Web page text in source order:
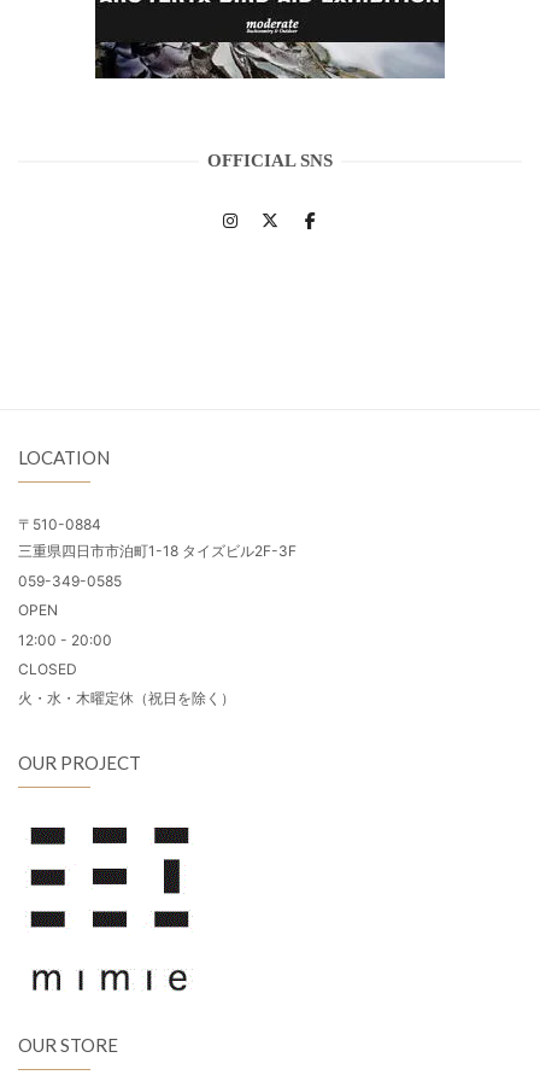
OFFICIAL SNS
LOCATION
〒510-0884
三重県四日市市泊町1-18 タイズビル2F-3F
059-349-0585
OPEN
12:00 - 20:00
CLOSED
火・水・木曜定休（祝日を除く）
OUR PROJECT
OUR STORE